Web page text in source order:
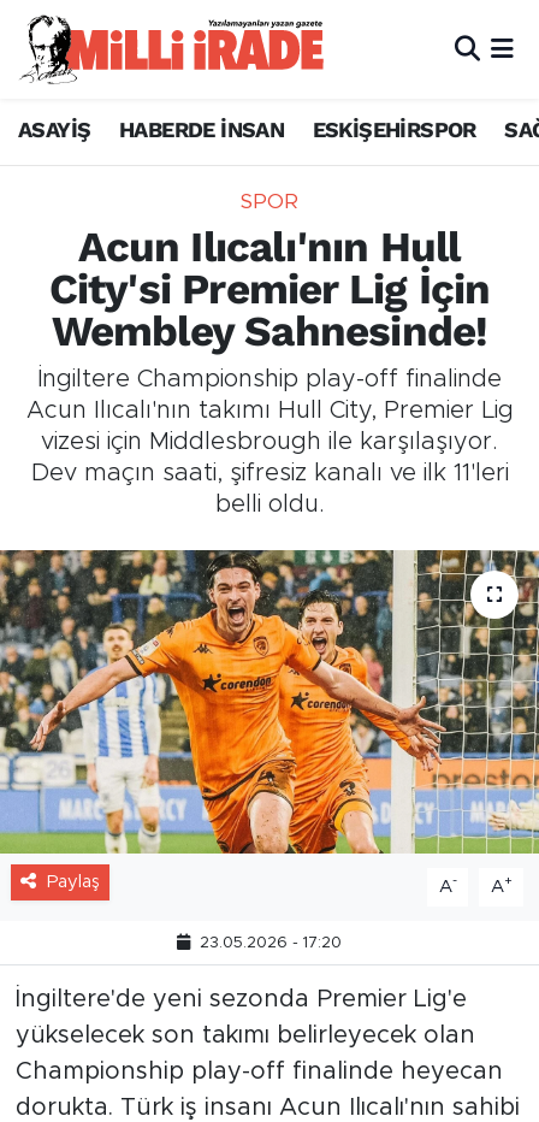
ASAYİŞ HABERDE İNSAN ESKİŞEHİRSPOR
SPOR
Acun Ilıcalı'nın Hull
City'si Premier Lig İçin
Wembley Sahnesinde!
İngiltere Championship play-off finalinde
Acun Ilıcalı'nın takımı Hull City, Premier Lig
vizesi için Middlesbrough ile karşılaşıyor.
Dev maçın saati, şifresiz kanalı ve ilk 11'leri
belli oldu.
Paylaş A- A+
23.05.2026 - 17:20
İngiltere'de yeni sezonda Premier Lig'e
yükselecek son takımı belirleyecek olan
Championship play-off finalinde heyecan
dorukta. Türk iş insanı Acun Ilıcalı'nın sahibi